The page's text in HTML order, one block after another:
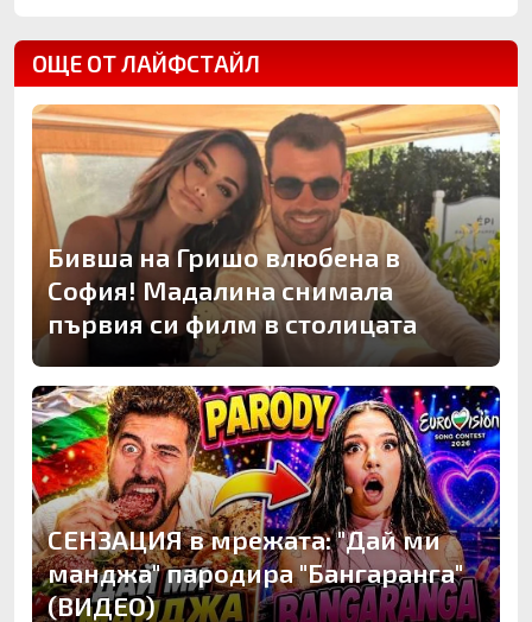
ОЩЕ ОТ ЛАЙФСТАЙЛ
Бивша на Гришо влюбена в
София! Мадалина снимала
първия си филм в столицата
СЕНЗАЦИЯ в мрежата: "Дай ми
манджа" пародира "Бангаранга"
(ВИДЕО)